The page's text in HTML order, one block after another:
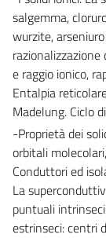
salgemma,
wurzite,
e raggio ionico,
Entalpia
Madelung. Ciclo
-Proprietà dei
orbitali
Conduttori ed
La
puntuali
estrinseci: centri